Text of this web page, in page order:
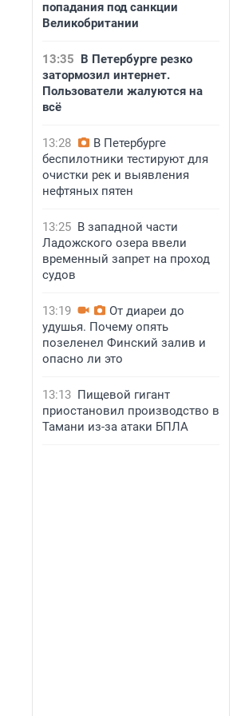
попадания под санкции
Великобритании
13:35 В Петербурге резко
затормозил интернет.
Пользователи жалуются на
всё
13:28
В Петербурге
беспилотники тестируют для
очистки рек и выявления
нефтяных пятен
13:25 В западной части
Ладожского озера ввели
временный запрет на проход
судов
13:19
От диареи до
удушья. Почему опять
позеленел Финский залив и
опасно ли это
13:13 Пищевой гигант
приостановил производство в
Тамани из-за атаки БПЛА